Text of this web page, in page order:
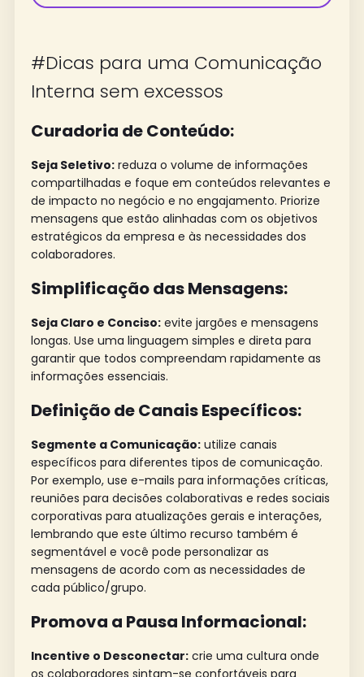
#Dicas para uma Comunicação
Interna sem excessos
Curadoria de Conteúdo:
Seja Seletivo: reduza o volume de informações
compartilhadas e foque em conteúdos relevantes e
de impacto no negócio e no engajamento. Priorize
mensagens que estão alinhadas com os objetivos
estratégicos da empresa e às necessidades dos
colaboradores.
Simplificação das Mensagens:
Seja Claro e Conciso: evite jargões e mensagens
longas. Use uma linguagem simples e direta para
garantir que todos compreendam rapidamente as
informações essenciais.
Definição de Canais Específicos:
Segmente a Comunicação: utilize canais
específicos para diferentes tipos de comunicação.
Por exemplo, use e-mails para informações críticas,
reuniões para decisões colaborativas e redes sociais
corporativas para atualizações gerais e interações,
lembrando que este último recurso também é
segmentável e você pode personalizar as
mensagens de acordo com as necessidades de
cada público/grupo.
Promova a Pausa Informacional:
Incentive o Desconectar: crie uma cultura onde
os colaboradores sintam-se confortáveis para